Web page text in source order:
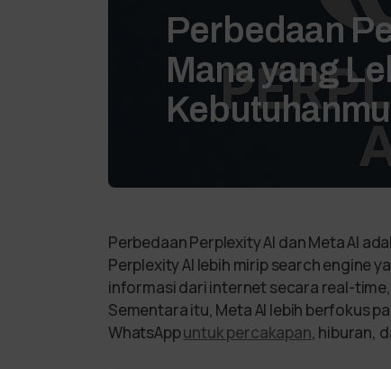
Perbedaan
Mana yang
Perbedaan Perplexity AI dan Meta AI
Perplexity AI lebih mirip search engine
informasi dari internet secara real-
Sementara itu, Meta AI lebih berfokus
WhatsAppuntuk percakapan, hiburan,